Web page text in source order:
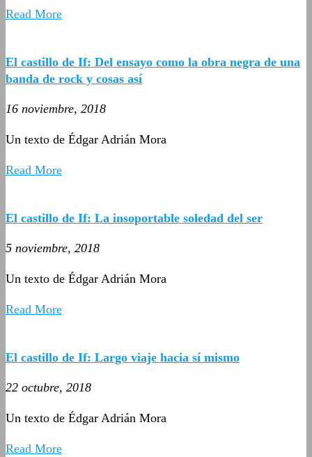
Read More
El castillo de If: Del ensayo como la obra negra de una
banda de rock y cosas así
16 noviembre, 2018
Un texto de Édgar Adrián Mora
Read More
El castillo de If: La insoportable soledad del ser
5 noviembre, 2018
Un texto de Édgar Adrián Mora
Read More
El castillo de If: Largo viaje hacia sí mismo
22 octubre, 2018
Un texto de Édgar Adrián Mora
Read More